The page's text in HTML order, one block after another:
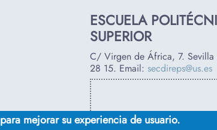
ESCUELA
SUPERIOR
C/ Virgen de África, 7. Sevilla
28 15. Email: secdireps@us.es
mejorar su experiencia de usuario.